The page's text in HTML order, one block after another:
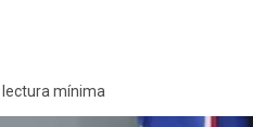
lectura mínima